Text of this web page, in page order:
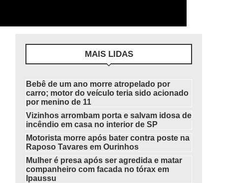
MAIS LIDAS
Bebê de um ano morre atropelado por
carro; motor do veículo teria sido acionado
por menino de 11
Vizinhos arrombam porta e salvam idosa de
incêndio em casa no interior de SP
Motorista morre após bater contra poste na
Raposo Tavares em Ourinhos
Mulher é presa após ser agredida e matar
companheiro com facada no tórax em
Ipaussu